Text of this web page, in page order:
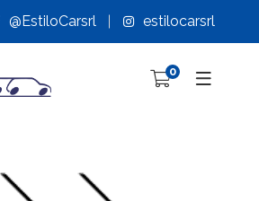
@EstiloCarsrl estilocarsrl
0